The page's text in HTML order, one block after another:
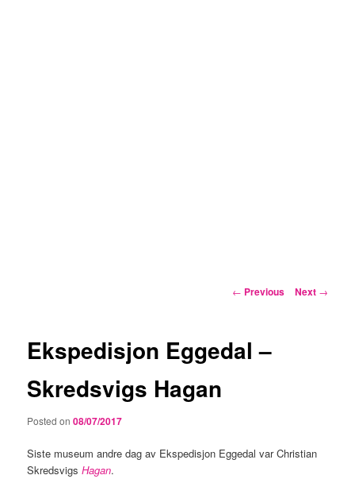
Post
← Previous Next →
Ekspedisjon Eggedal –
Skredsvigs Hagan
Posted on08/07/2017
Siste museum andre dag av Ekspedisjon Eggedal var Christian
SkredsvigsHagan.